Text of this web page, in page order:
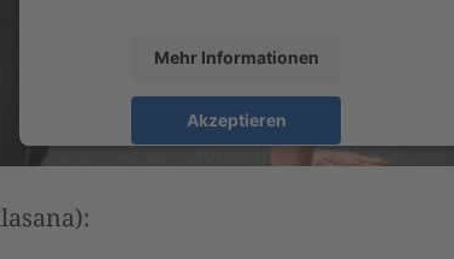
Mehr Informationen
Akzeptieren
powered byUsercentrics Consent